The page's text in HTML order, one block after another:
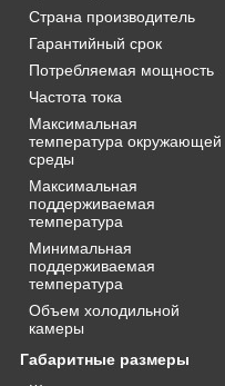
Страна производитель
Гарантийный срок
Потребляемая мощность
Частота тока
Максимальная
температура окружающей
среды
Максимальная
поддерживаемая
температура
Минимальная
поддерживаемая
температура
Объем холодильной
камеры
Габаритные размеры